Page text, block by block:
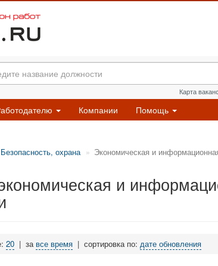
Карта
Компании Помощь
Безопасность, охрана Экономическая и
и
20 | за все время | сортировка по: дате обновления